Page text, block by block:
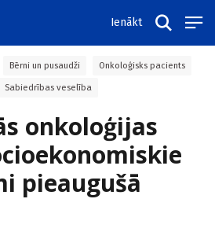
Ienākt
Bērni un pusaudži
Onkoloģisks pacients
Sabiedrības veselība
onkoloģijas
pieaugušā